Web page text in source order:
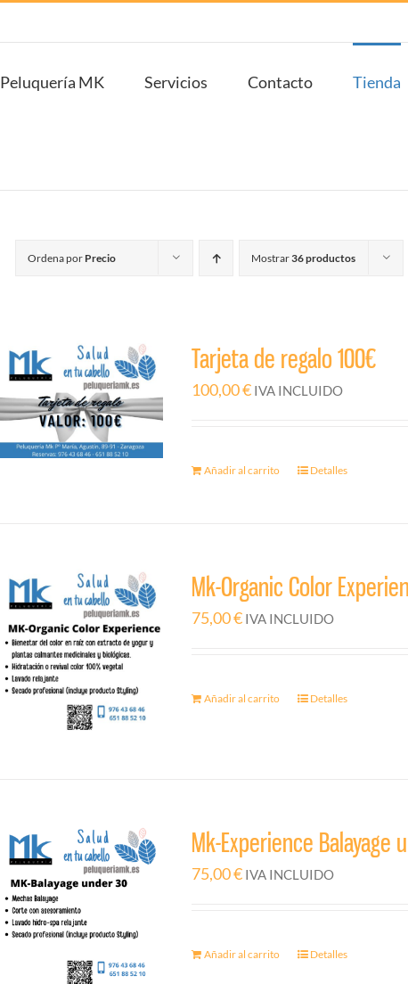
Peluquería MK Servicios Contacto Tienda
Ordena por Precio Mostrar36 productos
Tarjeta de regalo 100€
100,00€ IVA INCLUIDO
Añadir al carrito Detalles
Mk-Organic Color
75,00€ IVA INCLUIDO
Añadir al carrito Detalles
Mk-Experience Balayage
75,00€ IVA INCLUIDO
Añadir al carrito Detalles